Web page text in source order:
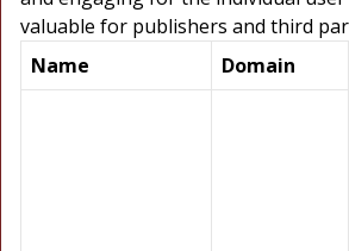
valuable for publishers and third
Name
Domain